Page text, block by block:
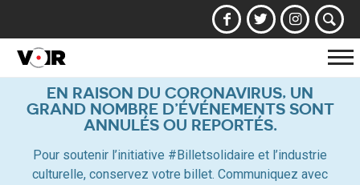
la
EN RAISON DU CORONAVIRUS, UN
GRAND NOMBRE D’ÉVÉNEMENTS SONT
ANNULÉS OU REPORTÉS.
Pour soutenir l’initiative #Billetsolidaire et l’industrie
culturelle, conservez votre billet. Communiquez avec